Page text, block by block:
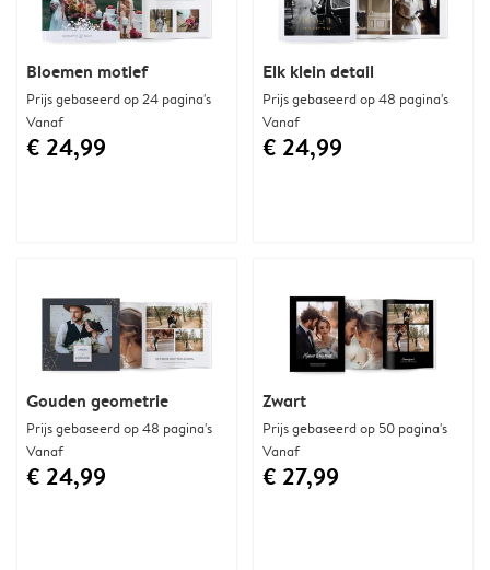
Gouden geometrie
Prijs gebaseerd op 48 pagina's
Vanaf
€ 24,99
Zwart
Prijs gebaseerd op 50 pagina's
Vanaf
€ 27,99
Bloemen motief
Prijs gebaseerd op 24 pagina's
Vanaf
€ 24,99
Elk klein detail
Prijs gebaseerd op 48 pagina's
Vanaf
€ 24,99